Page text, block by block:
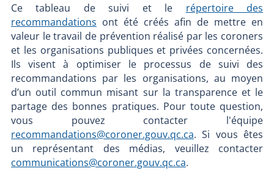
Ce tableau de suivi et le répertoire des
recommandations ont été créés afin de mettre en
valeur le travail de prévention réalisé par les coroners
et les organisations publiques et privées concernées.
Ils visent à optimiser le processus de suivi des
recommandations par les organisations, au moyen
d’un outil commun misant sur la transparence et le
partage des bonnes pratiques. Pour toute question,
vous pouvez contacter l'équipe
recommandations@coroner.gouv.qc.ca. Si vous êtes
un représentant des médias, veuillez contacter
communications@coroner.gouv.qc.ca.